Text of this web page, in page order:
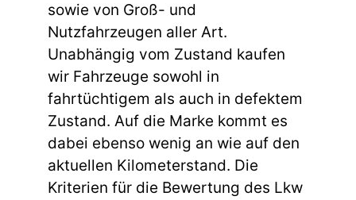
sowie von Groß- und
Nutzfahrzeugen aller Art.
Unabhängig vom Zustand kaufen
wir Fahrzeuge sowohl in
fahrtüchtigem als auch in defektem
Zustand. Auf die Marke kommt es
dabei ebenso wenig an wie auf den
aktuellen Kilometerstand. Die
Kriterien für die Bewertung des Lkw